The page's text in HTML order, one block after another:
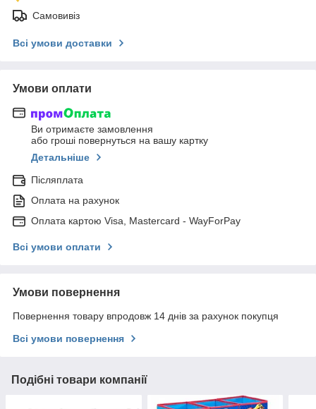
Самовивіз
Всі умови доставки
Умови оплати
Ви отримаєте замовлення
або гроші повернуться на вашу картку
Детальніше
Післяплата
Оплата на рахунок
Оплата картою Visa, Mastercard - WayForPay
Всі умови оплати
Умови повернення
Повернення товару впродовж 14 днів за рахунок покупця
Всі умови повернення
Подібні товари компанії